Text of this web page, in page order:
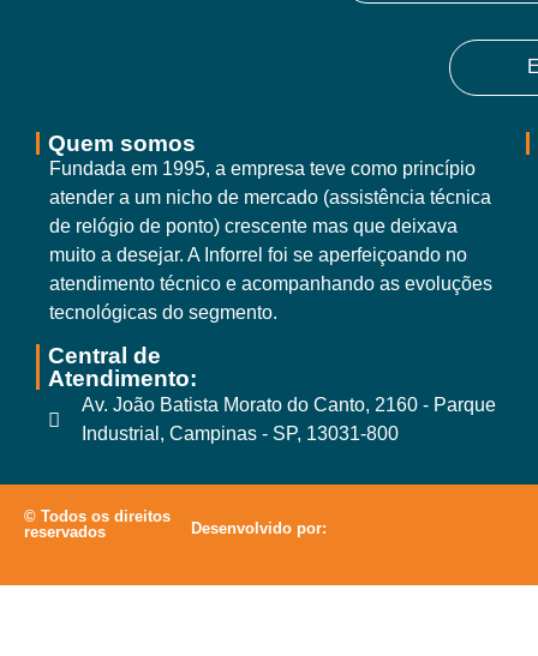
Quem somos
Fundada em 1995, a empresa teve como princípio
atender a um nicho de mercado (assistência técnica
de relógio de ponto) crescente mas que deixava
muito a desejar. A Inforrel foi se aperfeiçoando no
atendimento técnico e acompanhando as evoluções
tecnológicas do segmento.
Central de
Atendimento:
Av. João Batista Morato do Canto, 2160 - Parque
Industrial, Campinas - SP, 13031-800
Desenvolvido por:
© Todos os direitos
reservados